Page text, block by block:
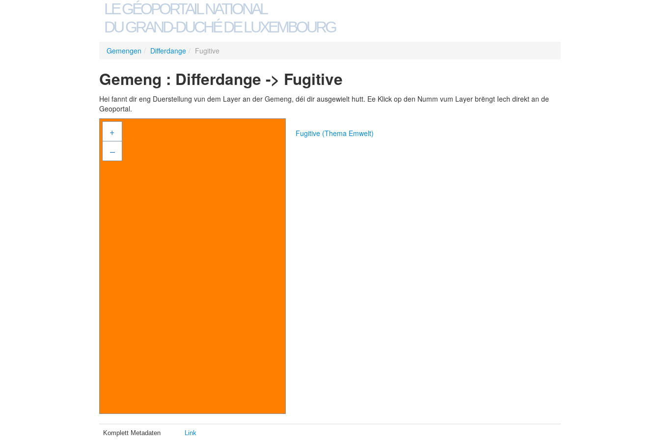
LE GÉOPORTAIL NATIONAL
DU GRAND-DUCHÉ DE LUXEMBOURG
Gemengen / Differdange / Fugitive
Gemeng : Differdange -> Fugitive
Hei fannt dir eng Duerstellung vun dem Layer an der Gemeng, déi dir ausgewielt hutt. Ee Klick op den Numm vum Layer brëngt Iech direkt an de
Geoportal.
+
–
Fugitive (Thema Emwelt)
Komplett Metadaten Link